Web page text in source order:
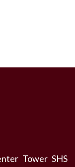
Tower SHS